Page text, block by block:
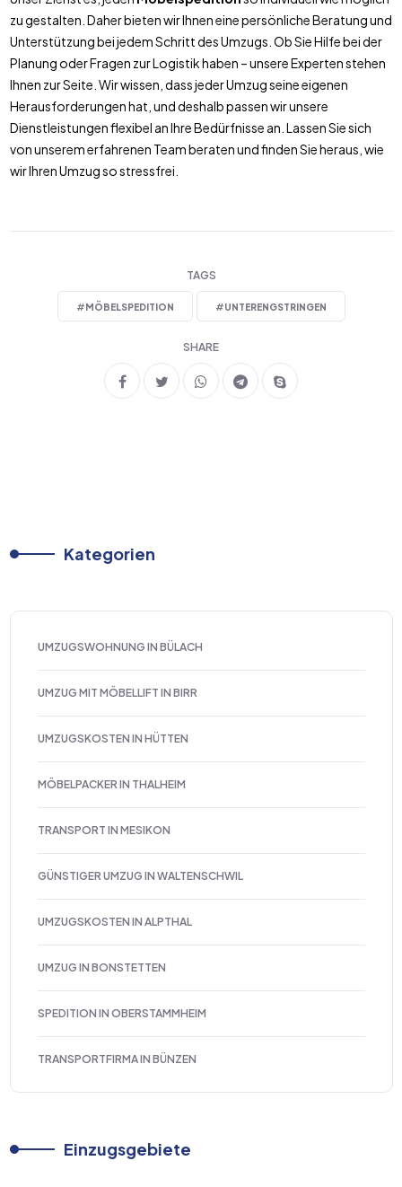
zu gestalten. Daher bieten wir Ihnen eine persönliche Beratung und
Unterstützung bei jedem Schritt des Umzugs. Ob Sie Hilfe bei der
Planung oder Fragen zur Logistik haben – unsere Experten stehen
Ihnen zur Seite. Wir wissen, dass jeder Umzug seine eigenen
Herausforderungen hat, und deshalb passen wir unsere
Dienstleistungen flexibel an Ihre Bedürfnisse an. Lassen Sie sich
von unserem erfahrenen Team beraten und finden Sie heraus, wie
wir Ihren Umzug so stressfrei.
TAGS
#MÖBELSPEDITION #UNTERENGSTRINGEN
SHARE
Kategorien
UMZUGSWOHNUNG IN BÜLACH
UMZUG MIT MÖBELLIFT IN BIRR
UMZUGSKOSTEN IN HÜTTEN
MÖBELPACKER IN THALHEIM
TRANSPORT IN MESIKON
GÜNSTIGER UMZUG IN WALTENSCHWIL
UMZUGSKOSTEN IN ALPTHAL
UMZUG IN BONSTETTEN
SPEDITION IN OBERSTAMMHEIM
TRANSPORTFIRMA IN BÜNZEN
Einzugsgebiete